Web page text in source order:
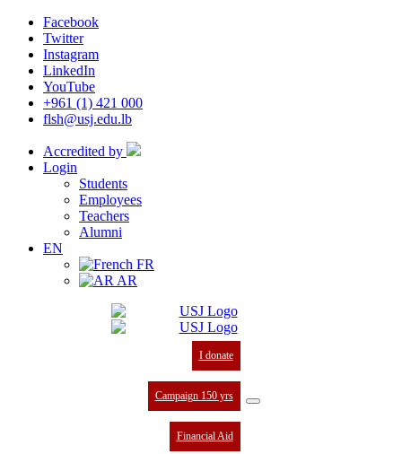
Facebook
Twitter
Instagram
LinkedIn
YouTube
+961 (1) 421 000
flsh@usj.edu.lb
Accredited by
Login
Students
Employees
Teachers
Alumni
EN
FR
AR
I donate
Campaign 150 yrs
Financial Aid